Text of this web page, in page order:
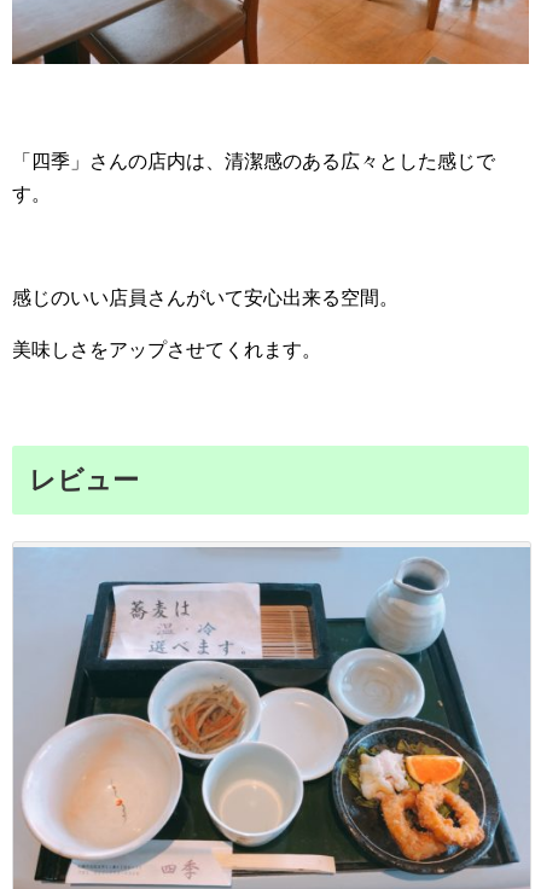
「四季」さんの店内は、清潔感のある広々とした感じで
す。
感じのいい店員さんがいて安心出来る空間。
美味しさをアップさせてくれます。
レビュー